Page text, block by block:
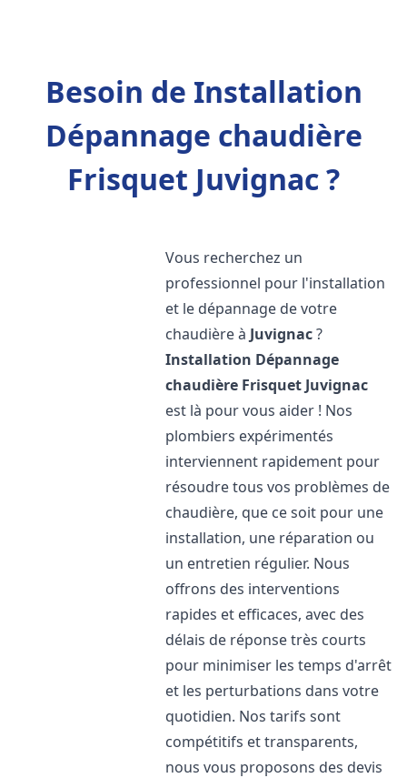
Besoin de Installation
Dépannage chaudière
Frisquet Juvignac ?
Vous recherchez un
professionnel pour l'installation
et le dépannage de votre
chaudière à Juvignac?
Installation Dépannage
chaudière Frisquet Juvignac
est là pour vous aider ! Nos
plombiers expérimentés
interviennent rapidement pour
résoudre tous vos problèmes de
chaudière, que ce soit pour une
installation, une réparation ou
un entretien régulier. Nous
offrons des interventions
rapides et efficaces, avec des
délais de réponse très courts
pour minimiser les temps d'arrêt
et les perturbations dans votre
quotidien. Nos tarifs sont
compétitifs et transparents,
nous vous proposons des devis